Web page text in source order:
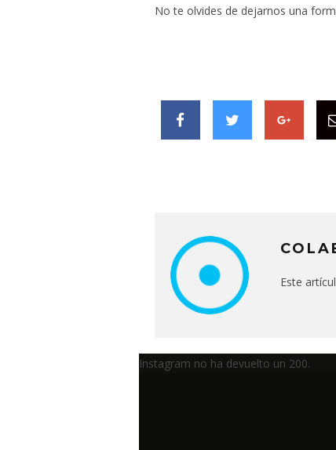
No te olvides de dejarnos una
Este
Instagram no ha devuelto un 200.